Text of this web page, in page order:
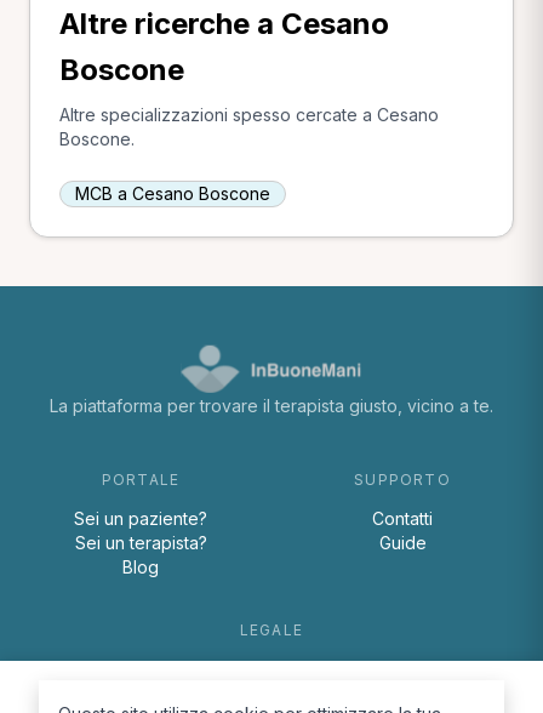
Altre ricerche a Cesano
Boscone
Altre specializzazioni spesso cercate a Cesano
Boscone.
MCB a Cesano Boscone
La piattaforma per trovare il terapista giusto, vicino a te.
PORTALE
Sei un paziente?
Sei un terapista?
Blog
SUPPORTO
Contatti
Guide
LEGALE